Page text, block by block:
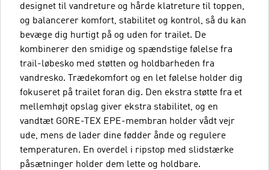
designet til vandreture og hårde klatreture til toppen,
og balancerer komfort, stabilitet og kontrol, så du kan
bevæge dig hurtigt på og uden for trailet. De
kombinerer den smidige og spændstige følelse fra
trail-løbesko med støtten og holdbarheden fra
vandresko. Trædekomfort og en let følelse holder dig
fokuseret på trailet foran dig. Den ekstra støtte fra et
mellemhøjt opslag giver ekstra stabilitet, og en
vandtæt GORE-TEX EPE-membran holder vådt vejr
ude, mens de lader dine fødder ånde og regulere
temperaturen. En overdel i ripstop med slidstærke
påsætninger holder dem lette og holdbare.